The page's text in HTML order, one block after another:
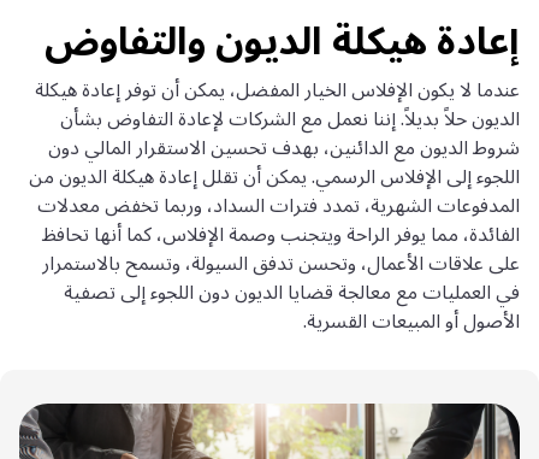
إعادة هيكلة الديون والتفاوض
عندما لا يكون الإفلاس الخيار المفضل، يمكن أن توفر إعادة هيكلة
الديون حلاً بديلاً. إننا نعمل مع الشركات لإعادة التفاوض بشأن
شروط الديون مع الدائنين، بهدف تحسين الاستقرار المالي دون
اللجوء إلى الإفلاس الرسمي. يمكن أن تقلل إعادة هيكلة الديون من
المدفوعات الشهرية، تمدد فترات السداد، وربما تخفض معدلات
الفائدة، مما يوفر الراحة ويتجنب وصمة الإفلاس، كما أنها تحافظ
على علاقات الأعمال، وتحسن تدفق السيولة، وتسمح بالاستمرار
في العمليات مع معالجة قضايا الديون دون اللجوء إلى تصفية
الأصول أو المبيعات القسرية.